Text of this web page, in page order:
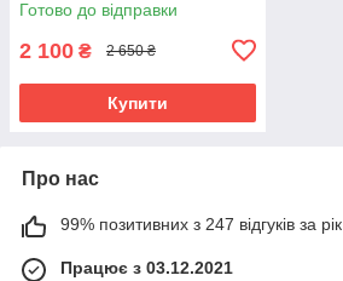
Готово до відправки
2 100 ₴ 2 650 ₴
Купити
Про нас
99% позитивних з 247 відгуків за рік
Працює з 03.12.2021